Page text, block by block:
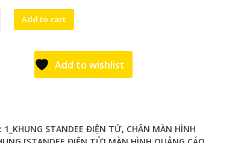
Add to cart
Add to wishlist
1_KHUNG STANDEE ĐIỆN TỬ, CHÂN MÀN HÌNH